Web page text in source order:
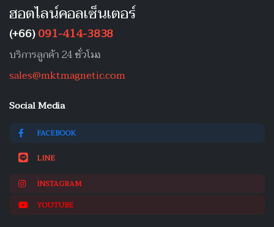
ฮอตไลน์คอลเซ็นเตอร์
(+66)091-414-3838
บริการลูกค้า 24 ชั่วโมง
sales@mktmagnetic.com
Social Media
FACEBOOK
LINE
INSTAGRAM
YOUTUBE